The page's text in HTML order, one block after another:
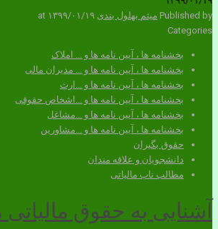
Published by میثم بهلول بندی at ۱۳۹۹/۰۱/۱۹
Categories
بخشنامه ها ، آیین نامه ها و ... املاک
بخشنامه ها ، آیین نامه ها و ... مدیران مالی
بخشنامه ها ، آیین نامه ها و ...ارث
بخشنامه ها ، آیین نامه ها و ...اشخاص حقوقی
بخشنامه ها ، آیین نامه ها و ...مشاغل
بخشنامه ها ، آیین نامه ها و ...مشاورین
حقوق بگیران
دانشجویان و علاقه مندان
مطالب ناب مالیاتی
آشنایی به حقوق